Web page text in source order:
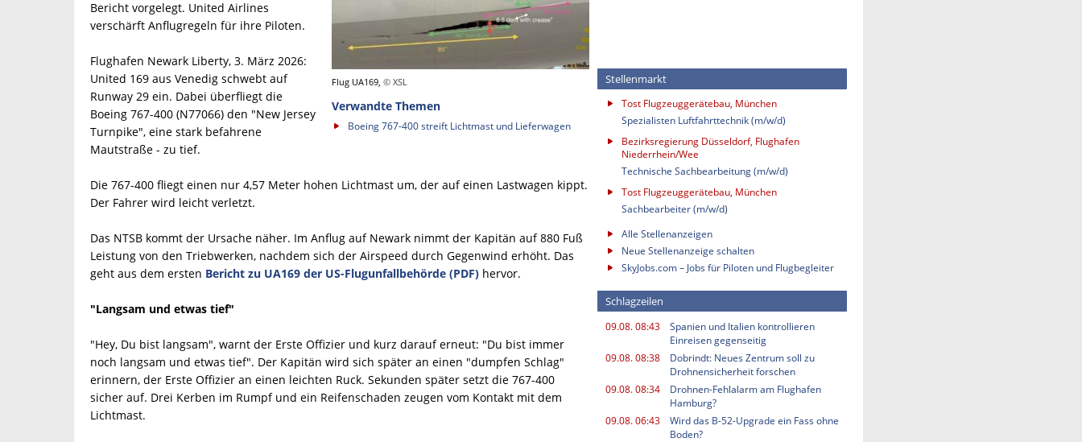
Flug UA169, © XSL
Verwandte Themen
Boeing 767-400 streift Lichtmast und Lieferwagen
Bericht vorgelegt. United Airlines
verschärft Anflugregeln für ihre Piloten.
Flughafen Newark Liberty, 3. März 2026:
United 169 aus Venedig schwebt auf
Runway 29 ein. Dabei überfliegt die
Boeing 767-400 (N77066) den "New Jersey
Turnpike", eine stark befahrene
Mautstraße - zu tief.
Die 767-400 fliegt einen nur 4,57 Meter hohen Lichtmast um, der auf einen Lastwagen kippt.
Der Fahrer wird leicht verletzt.
Das NTSB kommt der Ursache näher. Im Anflug auf Newark nimmt der Kapitän auf 880 Fuß
Leistung von den Triebwerken, nachdem sich der Airspeed durch Gegenwind erhöht. Das
geht aus dem ersten Bericht zu UA169 der US-Flugunfallbehörde (PDF) hervor.
"Langsam und etwas tief"
"Hey, Du bist langsam", warnt der Erste Offizier und kurz darauf erneut: "Du bist immer
noch langsam und etwas tief". Der Kapitän wird sich später an einen "dumpfen Schlag"
erinnern, der Erste Offizier an einen leichten Ruck. Sekunden später setzt die 767-400
sicher auf. Drei Kerben im Rumpf und ein Reifenschaden zeugen vom Kontakt mit dem
Lichtmast.
Stellenmarkt
Tost Flugzeuggerätebau, München
Spezialisten Luftfahrttechnik (m/w/d)
Bezirksregierung Düsseldorf, Flughafen
Niederrhein/Wee
Technische Sachbearbeitung (m/w/d)
Tost Flugzeuggerätebau, München
Sachbearbeiter (m/w/d)
Alle Stellenanzeigen
Neue Stellenanzeige schalten
SkyJobs.com – Jobs für Piloten und Flugbegleiter
Schlagzeilen
09.08. 08:43
Spanien und Italien kontrollieren
Einreisen gegenseitig
09.08. 08:38
Dobrindt: Neues Zentrum soll zu
Drohnensicherheit forschen
09.08. 08:34
Drohnen-Fehlalarm am Flughafen
Hamburg?
09.08. 06:43
Wird das B-52-Upgrade ein Fass ohne
Boden?